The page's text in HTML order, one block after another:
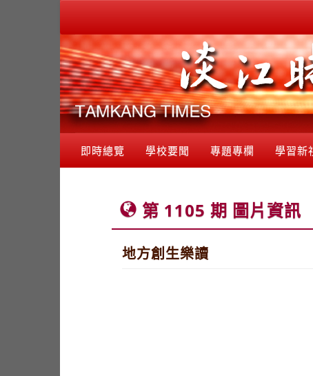
即時總覽 學校要聞 專題專欄 學習新
第 1105 期 圖片資訊
地方創生樂讀